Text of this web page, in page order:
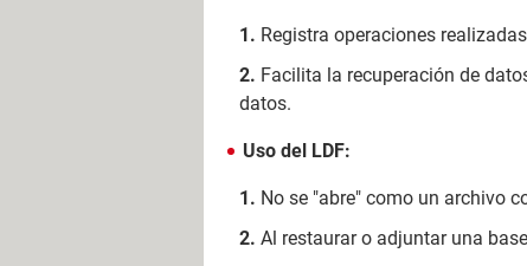
Registra operaciones
Facilita la recuperación de
datos.
Uso del LDF:
No se "abre" como un archivo
Al restaurar o adjuntar una